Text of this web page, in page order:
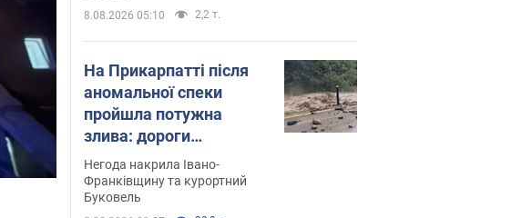
8.08.2026 05:10 2,2 т.
На Прикарпатті після
аномальної спеки
пройшла потужна
злива: дороги
перетворились на
річки. Відео
Негода накрила Івано-
Франківщину та курортний
Буковель